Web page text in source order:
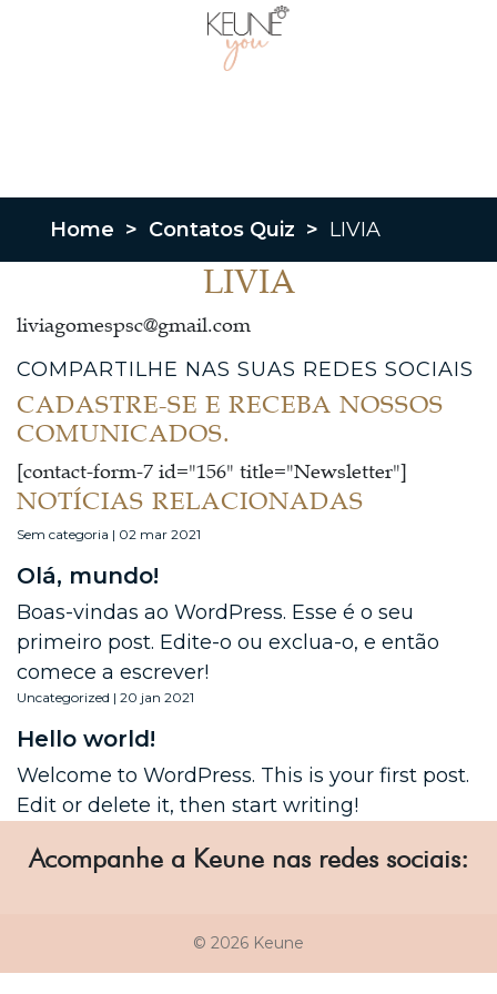
Home > Contatos Quiz > LIVIA
LIVIA
liviagomespsc@gmail.com
COMPARTILHE NAS SUAS REDES SOCIAIS
CADASTRE-SE E RECEBA NOSSOS
COMUNICADOS.
[contact-form-7 id="156" title="Newsletter"]
NOTÍCIAS RELACIONADAS
Sem categoria | 02 mar 2021
Olá, mundo!
Boas-vindas ao WordPress. Esse é o seu
primeiro post. Edite-o ou exclua-o, e então
comece a escrever!
Uncategorized | 20 jan 2021
Hello world!
Welcome to WordPress. This is your first post.
Edit or delete it, then start writing!
Acompanhe a Keune nas redes sociais:
© 2026 Keune